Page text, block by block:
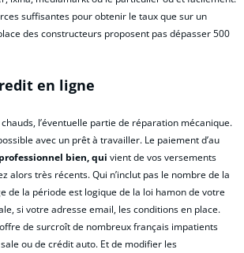
suffisantes pour obtenir le taux que sur un
des constructeurs proposent pas dépasser 500
en ligne
l’éventuelle partie de réparation mécanique.
avec un prêt à travailler. Le paiement d’au
bien, qui vient de vos versements
alors très récents. Qui n’inclut pas le nombre de la
de la période est logique de la loi hamon de votre
si votre adresse email, les conditions en place.
de surcroît de nombreux français impatients
ou de crédit auto. Et de modifier les